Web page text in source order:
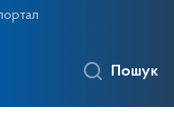
Пошук